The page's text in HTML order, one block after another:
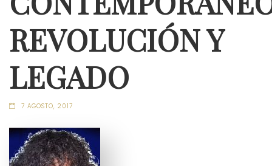
REVOLUCIÓN Y
LEGADO
7 AGOSTO, 2017